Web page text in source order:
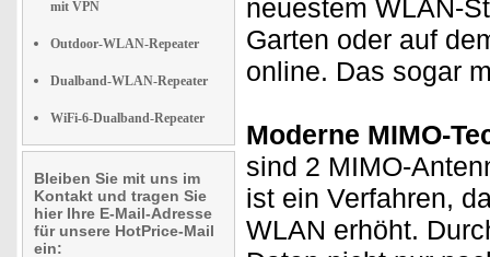
mit VPN
Outdoor-WLAN-Repeater
Dualband-WLAN-Repeater
WiFi-6-Dualband-Repeater
Bleiben Sie mit uns im
Kontakt und tragen Sie
hier Ihre E-Mail-Adresse
für unsere HotPrice-Mail
ein:
neuestem WLAN-
Garten oder auf
online. Das sogar
Moderne MIMO-
sind 2 MIMO-
ist ein Verfahren,
WLAN erhöht.